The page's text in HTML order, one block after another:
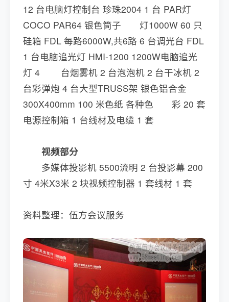
12 台电脑灯控制台 珍珠2004 1 台 PAR灯
COCO PAR64 银色筒子 灯1000W 60 只
硅箱 FDL 每路6000W,共6路 6 台调光台 FDL
1 台电脑追光灯 HMI-1200 1200W电脑追光
灯 4 台烟雾机 2 台泡泡机 2 台干冰机 2
台彩弹炮 4 台大型TRUSS架 银色铝合金
300X400mm 100 米色纸 各种色 彩 20 套
电源控制箱 1 台线材及电缆 1 套
视频部分
多媒体投影机 5500流明 2 台投影幕 200
寸 4米X3米 2 块视频控制器 1 套线材 1 套
资料整理：伍方会议服务